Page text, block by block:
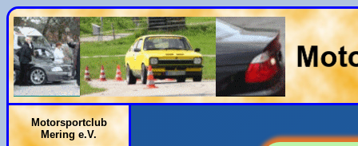
Motorsportclub
Mering e.V.